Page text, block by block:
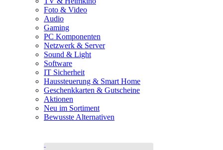
Foto & Video
Audio
Gaming
PC Komponenten
Netzwerk & Server
Sound & Light
Software
IT Sicherheit
Haussteuerung & Smart Home
Geschenkkarten & Gutscheine
Aktionen
Neu im Sortiment
Bewusste Alternativen